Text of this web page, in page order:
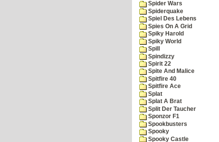
Spider Wars
Spiderquake
Spiel Des Lebens
Spies On A Grid
Spiky Harold
Spiky World
Spill
Spindizzy
Spirit 22
Spite And Malice
Spitfire 40
Spitfire Ace
Splat
Splat A Brat
Split Der Taucher
Sponzor F1
Spookbusters
Spooky
Spooky Castle